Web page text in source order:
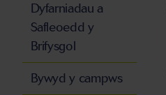
Dyfarniadau a
Safleoedd y
Brifysgol
Bywyd y campws